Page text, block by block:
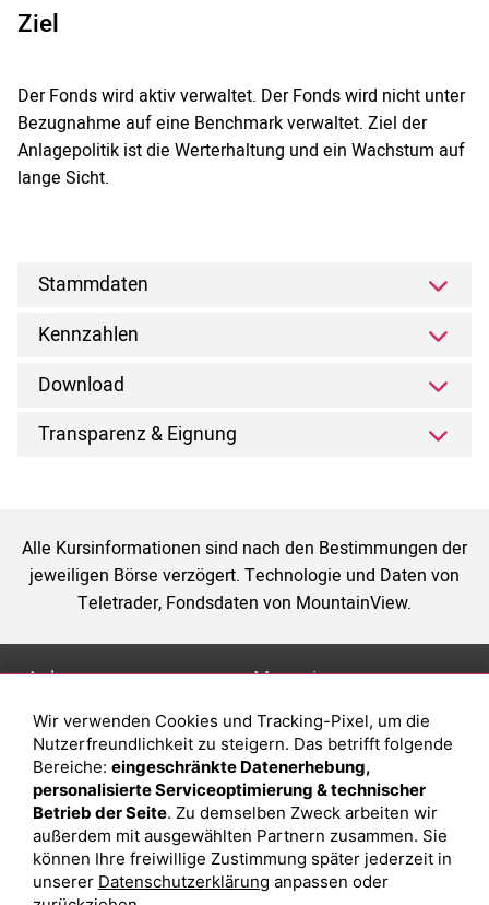
Ziel
Der Fonds wird aktiv verwaltet. Der Fonds wird nicht unter
Bezugnahme auf eine Benchmark verwaltet. Ziel der
Anlagepolitik ist die Werterhaltung und ein Wachstum auf
lange Sicht.
Stammdaten
Kennzahlen
Download
Transparenz & Eignung
Alle Kursinformationen sind nach den Bestimmungen der
jeweiligen Börse verzögert. Technologie und Daten von
Teletrader, Fondsdaten von MountainView.
Anlage
Depot eröffnen
Depot vergleichen
Junior Depot
Top-Seller-Fonds
Top-Fonds
Magazin
Was sind sind ETFs?
Sparplan Vorteile
Was ist ein Fonds?
Wir verwenden Cookies und Tracking-Pixel, um die
Nutzerfreundlichkeit zu steigern. Das betrifft folgende
Bereiche: eingeschränkte Datenerhebung,
personalisierte Serviceoptimierung & technischer
Betrieb der Seite. Zu demselben Zweck arbeiten wir
außerdem mit ausgewählten Partnern zusammen. Sie
können Ihre freiwillige Zustimmung später jederzeit in
unserer Datenschutzerklärung anpassen oder